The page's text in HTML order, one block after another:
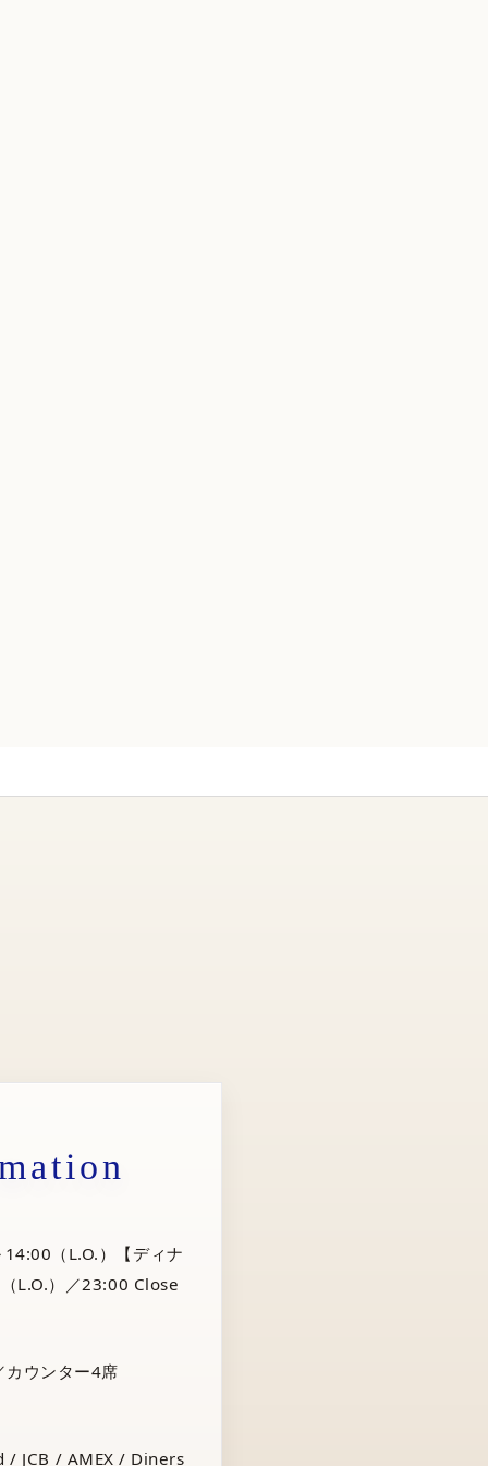
（L.O.）【ディナ
L.O.）／23:00 Close
ウンター4席
/ JCB / AMEX / Diners